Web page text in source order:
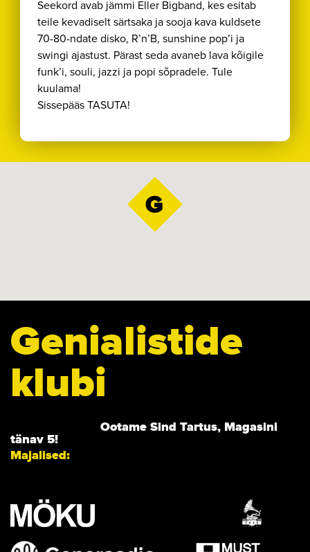
Seekord avab jämmi Eller Bigband, kes esitab
teile kevadiselt särtsaka ja sooja kava kuldsete
70-80-ndate disko, R’n’B, sunshine pop’i ja
swingi ajastust. Pärast seda avaneb lava kõigile
funk’i, souli, jazzi ja popi sõpradele. Tule
kuulama!
Sissepääs TASUTA!
Genialistide
klubi
Ootame Sind Tartus, Magasini
tänav 5!
Majalised: